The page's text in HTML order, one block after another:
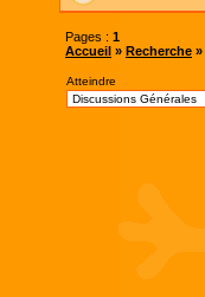
Pages : 1
Accueil » Recherche »
Atteindre